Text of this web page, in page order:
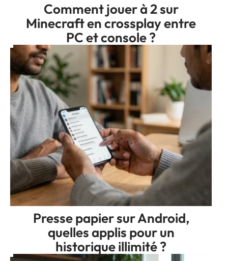
Comment jouer à 2 sur
Minecraft en crossplay entre
PC et console ?
Presse papier sur Android,
quelles applis pour un
historique illimité ?